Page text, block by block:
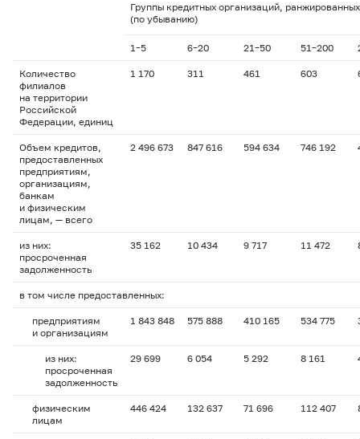
Группы кредитных организаций,
(по убыванию)
1–5 6–20 21–50 51–200
Количество
филиалов
на территории
Российской
Федерации, единиц
1 170 311 461 603
Объем кредитов,
предоставленных
предприятиям,
организациям,
банкам
и физическим
лицам, — всего
2 496 673 847 616 594 634 746 192
из них:
просроченная
задолженность
35 162 10 434 9 717 11 472
в том числе предоставленных:
предприятиям
и организациям
1 843 848 575 888 410 165 534 775
из них:
просроченная
задолженность
29 699 6 054 5 292 8 161
физическим
лицам
446 424 132 637 71 696 112 407